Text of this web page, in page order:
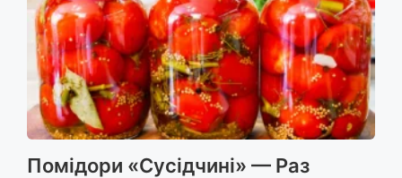
Помідори «Сусідчині» — Раз